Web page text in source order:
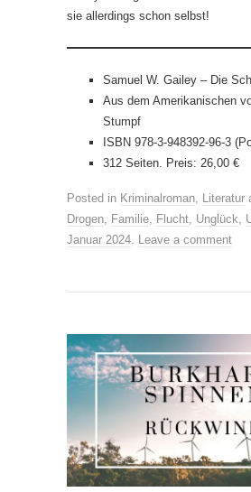
sie allerdings schon selbst!
Samuel W. Gailey – Die
Aus dem Amerikanischen
Stumpf
ISBN 978-3-948392-96-3
312 Seiten. Preis: 26,00 €
Posted in Kriminalroman Literatur
Drogen Familie Flucht Unglück
Januar 2024 Leave a comment